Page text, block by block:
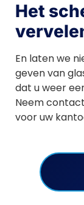
Het
En laten we
geven van
dat u weer
Neem
voor uw